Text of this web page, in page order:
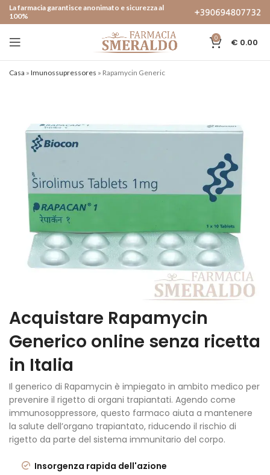
La farmacia garantisce anonimato e sicurezza al
100%
0 € 0.00
Casa » Imunossupressores » Rapamycin Generic
Acquistare Rapamycin
Generico online senza ricetta
in Italia
Il generico di Rapamycin è impiegato in ambito medico per
prevenire il rigetto di organi trapiantati. Agendo come
immunosoppressore, questo farmaco aiuta a mantenere
la salute dell’organo trapiantato, riducendo il rischio di
rigetto da parte del sistema immunitario del corpo.
Insorgenza rapida dell'azione